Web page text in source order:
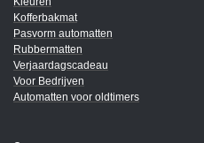
Kofferbakmat
Pasvorm automatten
Rubbermatten
Verjaardagscadeau
Voor Bedrijven
Automatten voor oldtimers